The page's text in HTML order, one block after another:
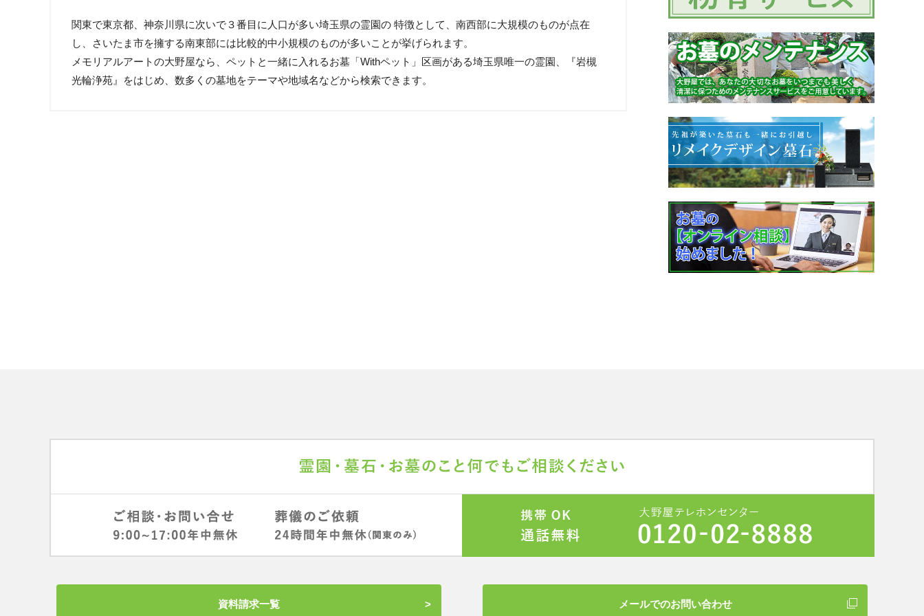
関東で東京都、神奈川県に次いで３番目に人口が多い埼玉県の霊園の 特徴として、南西部に大規模のものが点在
し、さいたま市を擁する南東部には比較的中小規模のものが多いことが挙げられます。
メモリアルアートの大野屋なら、ペットと一緒に入れるお墓「Withペット」区画がある埼玉県唯一の霊園、『岩槻
光輪浄苑』をはじめ、数多くの墓地をテーマや地域名などから検索できます。
資料請求一覧 メールでのお問い合わせ